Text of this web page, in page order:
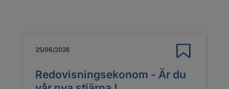
25/06/2026
Redovisningsekonom - Är du